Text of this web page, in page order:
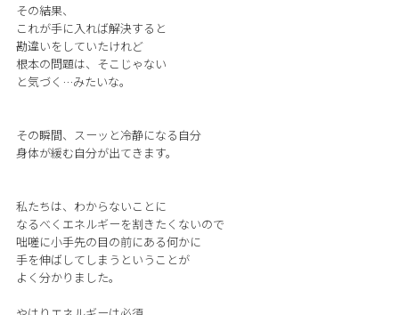
その結果、
これが手に入れば解決すると
勘違いをしていたけれど
根本の問題は、そこじゃない
と気づく…みたいな。
その瞬間、スーッと冷静になる自分
身体が緩む自分が出てきます。
私たちは、わからないことに
なるべくエネルギーを割きたくないので
咄嗟に小手先の目の前にある何かに
手を伸ばしてしまうということが
よく分かりました。